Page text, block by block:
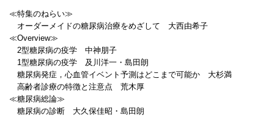
≪特集のねらい≫
オーダーメイドの糖尿病治療をめざして 大西由希子
≪Overview≫
2型糖尿病の疫学 中神朋子
1型糖尿病の疫学 及川洋一・島田朗
糖尿病発症，心血管イベント予測はどこまで可能か 大杉満
高齢者診療の特徴と注意点 荒木厚
≪糖尿病総論≫
糖尿病の診断 大久保佳昭・島田朗